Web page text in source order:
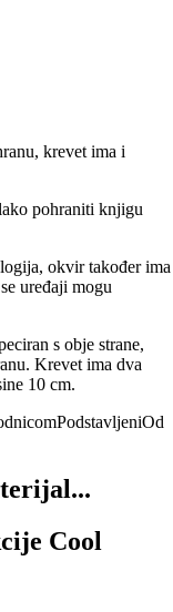
krevet ima i
pohraniti knjigu
okvir također ima
uređaji mogu
s obje strane,
Krevet ima dva
10 cm.
PodstavljeniOd
Cool